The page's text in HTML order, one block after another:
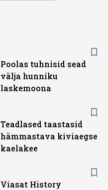
Poolas tuhnisid sead
välja hunniku
laskemoona
Teadlased taastasid
hämmastava kiviaegse
kaelakee
Viasat History